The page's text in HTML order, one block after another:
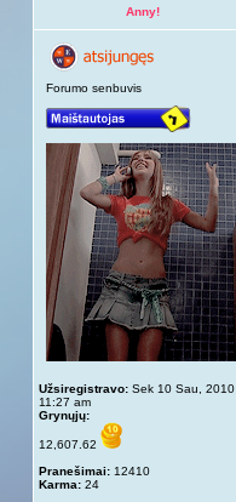
Anny!
Forumo senbuvis
Užsiregistravo: Sek 10 Sau, 2010
11:27 am
Grynųjų:
12,607.62
Pranešimai: 12410
Karma: 24